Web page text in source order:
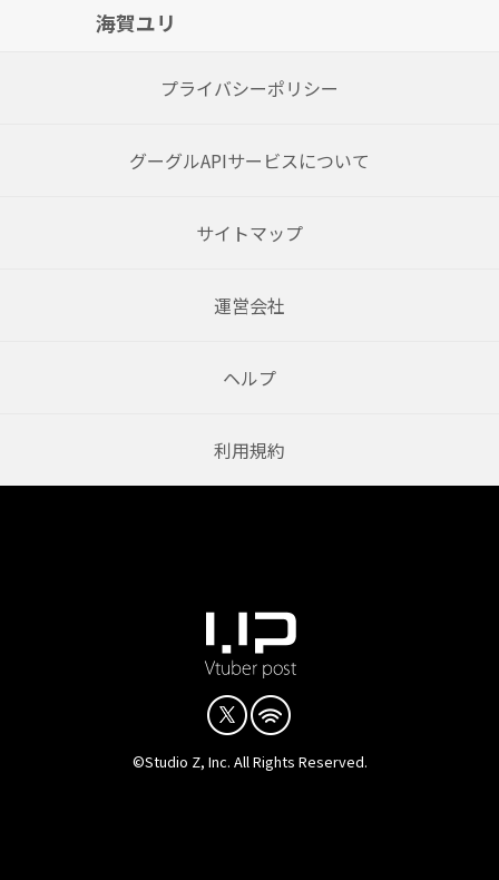
海賀ユリ
プライバシーポリシー
グーグルAPIサービスについて
サイトマップ
運営会社
ヘルプ
利用規約
©Studio Z, Inc. All Rights Reserved.